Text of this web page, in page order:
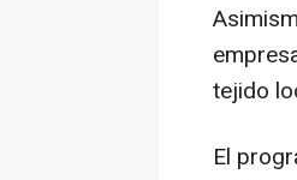
tejido
El